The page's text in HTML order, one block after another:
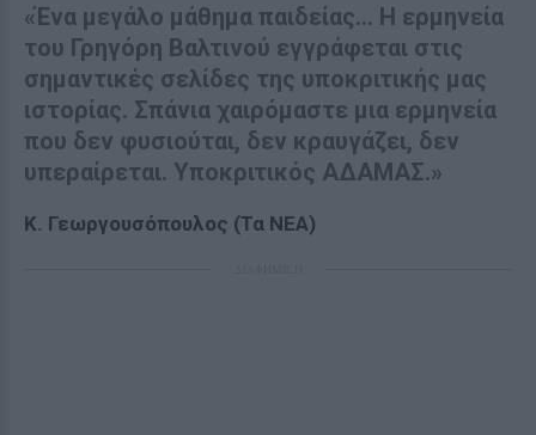
«Ένα μεγάλο μάθημα παιδείας... Η ερμηνεία
του Γρηγόρη Βαλτινού εγγράφεται στις
σημαντικές σελίδες της υποκριτικής μας
ιστορίας. Σπάνια χαιρόμαστε μια ερμηνεία
που δεν φυσιούται, δεν κραυγάζει, δεν
υπεραίρεται. Υποκριτικός ΑΔΑΜΑΣ.»
Κ. Γεωργουσόπουλος (Τα ΝΕΑ)